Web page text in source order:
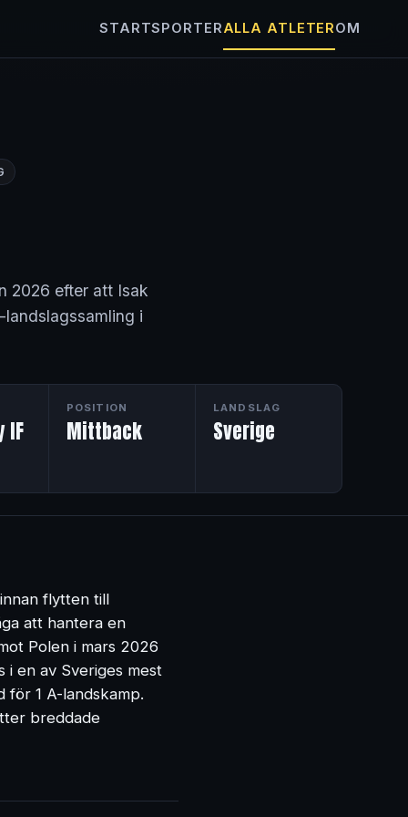
STARTSPORTERALLA ATLETEROM
2026 efter att Isak
i
IF
POSITION
Mittback
LANDSLAG
Sverige
flytten till
att hantera en
Polen i mars 2026
i en av Sveriges mest
för 1 A-landskamp.
breddade